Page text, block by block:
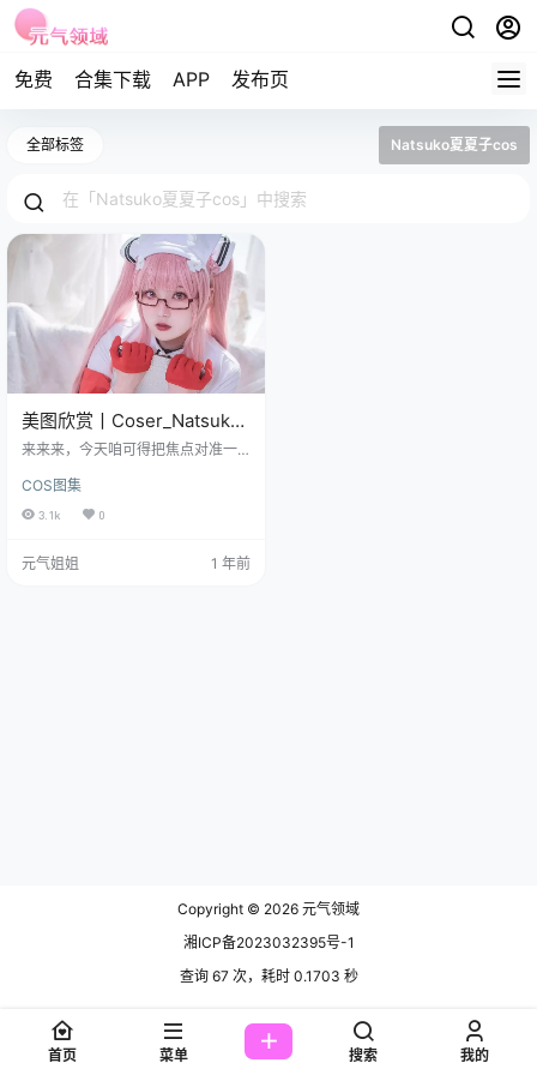
免费 合集下载 APP 发布页
全部标签 Natsuko夏夏子cos
美图欣赏丨Coser_Natsuko
夏夏子-英仙座[25P-
来来来，今天咱可得把焦点对准一
子，这姑娘那可真是不一般呐，就
像是从童话世界里蹦出来的小仙
座的她自带一种浪漫的气息，人家
COS图集
3.1k 0
元气姐姐 1 年前
Copyright © 2026 元气领域
湘ICP备2023032395号-1
查询 67 次，耗时 0.1703 秒
首页 菜单 搜索 我的